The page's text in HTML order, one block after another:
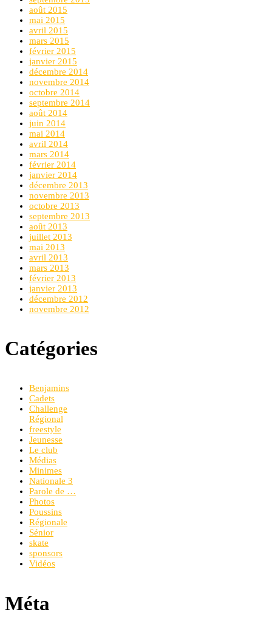
août 2015
mai 2015
avril 2015
mars 2015
février 2015
janvier 2015
décembre 2014
novembre 2014
octobre 2014
septembre 2014
août 2014
juin 2014
mai 2014
avril 2014
mars 2014
février 2014
janvier 2014
décembre 2013
novembre 2013
octobre 2013
septembre 2013
août 2013
juillet 2013
mai 2013
avril 2013
mars 2013
février 2013
janvier 2013
décembre 2012
novembre 2012
Catégories
Benjamins
Cadets
Challenge
Régional
freestyle
Jeunesse
Le club
Médias
Minimes
Nationale 3
Parole de …
Photos
Poussins
Régionale
Sénior
skate
sponsors
Vidéos
Méta